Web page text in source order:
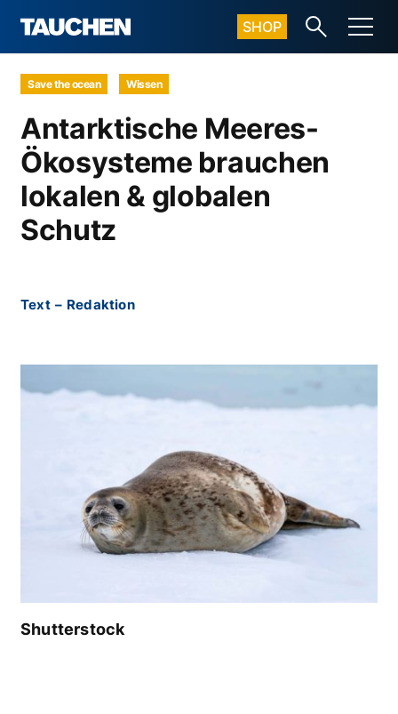
SHOP
Save the ocean Wissen
Antarktische Meeres-
Ökosysteme brauchen
lokalen & globalen
Schutz
Text – Redaktion
Shutterstock